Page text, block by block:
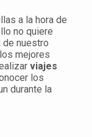
a la hora de
no quiere
de nuestro
mejores
viajes
los
durante la